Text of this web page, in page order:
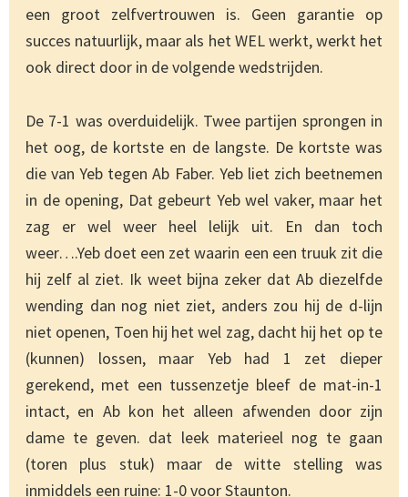
een groot zelfvertrouwen is. Geen garantie op
succes natuurlijk, maar als het WEL werkt, werkt het
ook direct door in de volgende wedstrijden.
De 7-1 was overduidelijk. Twee partijen sprongen in
het oog, de kortste en de langste. De kortste was
die van Yeb tegen Ab Faber. Yeb liet zich beetnemen
in de opening, Dat gebeurt Yeb wel vaker, maar het
zag er wel weer heel lelijk uit. En dan toch
weer….Yeb doet een zet waarin een een truuk zit die
hij zelf al ziet. Ik weet bijna zeker dat Ab diezelfde
wending dan nog niet ziet, anders zou hij de d-lijn
niet openen, Toen hij het wel zag, dacht hij het op te
(kunnen) lossen, maar Yeb had 1 zet dieper
gerekend, met een tussenzetje bleef de mat-in-1
intact, en Ab kon het alleen afwenden door zijn
dame te geven. dat leek materieel nog te gaan
(toren plus stuk) maar de witte stelling was
inmiddels een ruine: 1-0 voor Staunton.